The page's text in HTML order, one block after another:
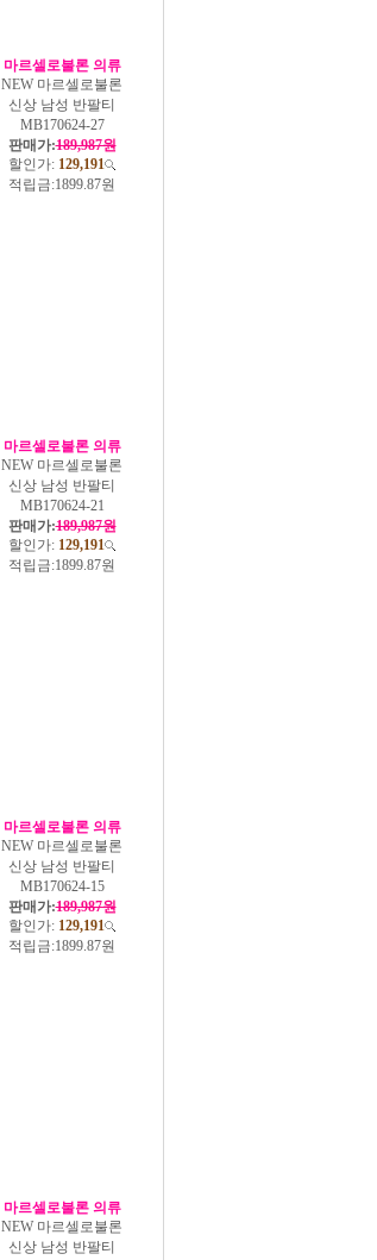
마르셀로불론 의류
NEW 마르셀로불론
신상 남성 반팔티
MB170624-27
판매가:189,987원
할인가: 129,191
적립금:1899.87원
마르셀로불론 의류
NEW 마르셀로불론
신상 남성 반팔티
MB170624-21
판매가:189,987원
할인가: 129,191
적립금:1899.87원
마르셀로불론 의류
NEW 마르셀로불론
신상 남성 반팔티
MB170624-15
판매가:189,987원
할인가: 129,191
적립금:1899.87원
마르셀로불론 의류
NEW 마르셀로불론
신상 남성 반팔티